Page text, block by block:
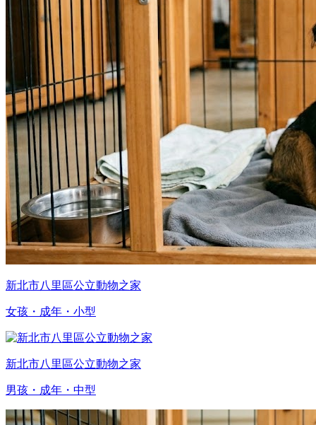
新北市八里區公立動物之家
女孩・成年・小型
新北市八里區公立動物之家
男孩・成年・中型